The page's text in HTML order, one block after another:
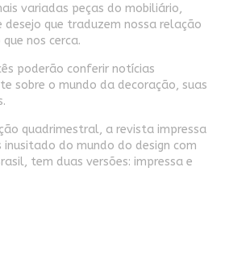
variadas peças do mobiliário,
desejo que traduzem nossa relação
nos cerca.
poderão conferir notícias
sobre o mundo da decoração, suas
quadrimestral, a revista impressa
inusitado do mundo do design com
tem duas versões: impressa e